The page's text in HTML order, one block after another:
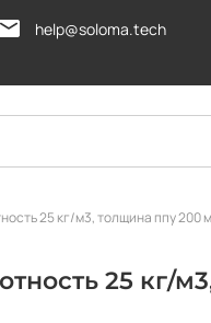
help@soloma.tech
25 кг/м3, толщина ппу 200
25 кг/